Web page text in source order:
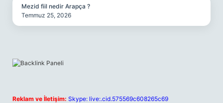
Mezid fiil nedir Arapça ?
Temmuz 25, 2026
Reklam ve İletişim: Skype: live:.cid.575569c608265c69